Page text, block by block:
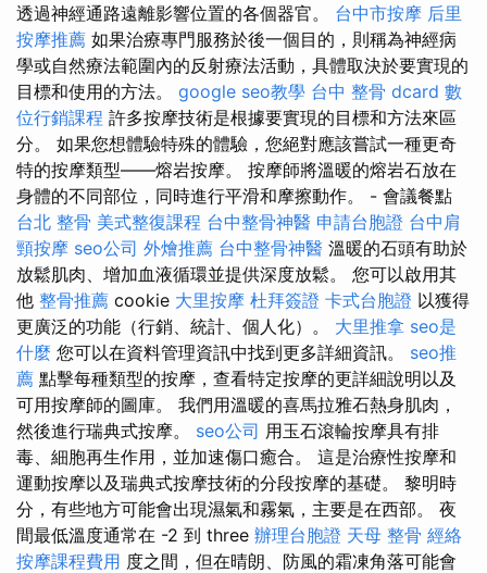
透過神經通路遠離影響位置的各個器官。 台中市按摩 后里
按摩推薦 如果治療專門服務於後一個目的，則稱為神經病
學或自然療法範圍內的反射療法活動，具體取決於要實現的
目標和使用的方法。 google seo教學 台中 整骨 dcard 數
位行銷課程 許多按摩技術是根據要實現的目標和方法來區
分。 如果您想體驗特殊的體驗，您絕對應該嘗試一種更奇
特的按摩類型——熔岩按摩。 按摩師將溫暖的熔岩石放在
身體的不同部位，同時進行平滑和摩擦動作。 - 會議餐點
台北 整骨 美式整復課程 台中整骨神醫 申請台胞證 台中肩
頸按摩 seo公司 外燴推薦 台中整骨神醫 溫暖的石頭有助於
放鬆肌肉、增加血液循環並提供深度放鬆。 您可以啟用其
他 整骨推薦 cookie 大里按摩 杜拜簽證 卡式台胞證 以獲得
更廣泛的功能（行銷、統計、個人化）。 大里推拿 seo是
什麼 您可以在資料管理資訊中找到更多詳細資訊。 seo推
薦 點擊每種類型的按摩，查看特定按摩的更詳細說明以及
可用按摩師的圖庫。 我們用溫暖的喜馬拉雅石熱身肌肉，
然後進行瑞典式按摩。 seo公司 用玉石滾輪按摩具有排
毒、細胞再生作用，並加速傷口癒合。 這是治療性按摩和
運動按摩以及瑞典式按摩技術的分段按摩的基礎。 黎明時
分，有些地方可能會出現濕氣和霧氣，主要是在西部。 夜
間最低溫度通常在 -2 到 three 辦理台胞證 天母 整骨 經絡
按摩課程費用 度之間，但在晴朗、防風的霜凍角落可能會